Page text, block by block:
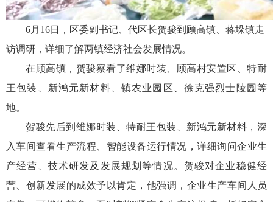
6月16日，区委副书记、代区长贺骏到顾高镇、蒋垛镇走
访调研，详细了解两镇经济社会发展情况。
在顾高镇，贺骏察看了维娜时装、顾高村安置区、特耐
王包装、新鸿元新材料、镇农业园区、徐克强烈士陵园等
地。
贺骏先后到维娜时装、特耐王包装、新鸿元新材料，深
入车间查看生产流程、智能设备运行情况，详细询问企业生
产经营、技术研发及发展规划等情况。贺骏对企业稳健经
营、创新发展的成效予以肯定，他强调，企业生产车间人员